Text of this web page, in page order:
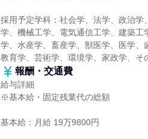
採用予定学科：社会学、法学、政治
学、機械工学、電気通信工学、建築
学、水産学、畜産学、獣医学、医学、
教育学、芸術学、環境学、家政学、そ
報酬・交通費
給与詳細
※基本給・固定残業代の総額
基本給：月給 19万9800円